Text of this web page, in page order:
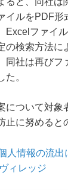
イルをPDF形
Excelファイ
の検索方法に
同社は再びフ
た。
について対象
止に努めると
人情報の流
ィレッジ